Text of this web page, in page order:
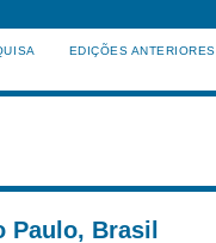
EDIÇÕES ANTERIORES
Paulo, Brasil